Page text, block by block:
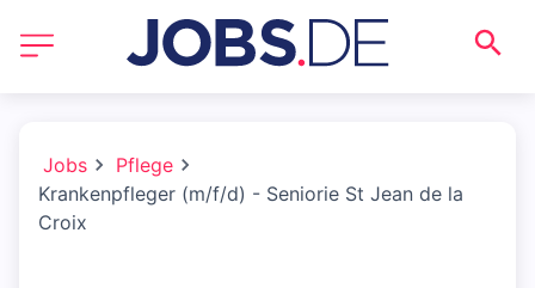
Jobs
Pflege
Krankenpfleger (m/f/d) - Seniorie St Jean de la
Croix